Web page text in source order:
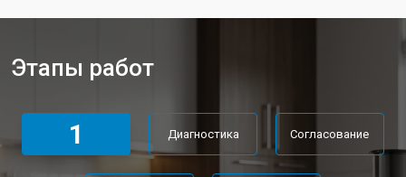
Этапы работ
1 Диагностика Согласование